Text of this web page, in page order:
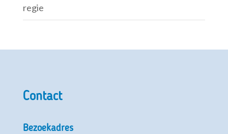
regie
Contact
Bezoekadres